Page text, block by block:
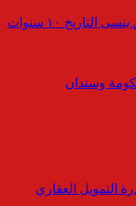
كلمة حق : د.شاكر أديت ماعليك .. لن ينسى التاريخ ١٠ سنوات
وسندان
التمويل العقاري